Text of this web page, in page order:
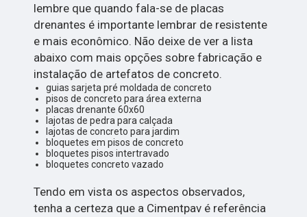
lembre que quando fala-se de placas
drenantes é importante lembrar de resistente
e mais econômico. Não deixe de ver a lista
abaixo com mais opções sobre fabricação e
instalação de artefatos de concreto.
guias sarjeta pré moldada de concreto
pisos de concreto para área externa
placas drenante 60x60
lajotas de pedra para calçada
lajotas de concreto para jardim
bloquetes em pisos de concreto
bloquetes pisos intertravado
bloquetes concreto vazado
Tendo em vista os aspectos observados,
tenha a certeza que a Cimentpav é referência